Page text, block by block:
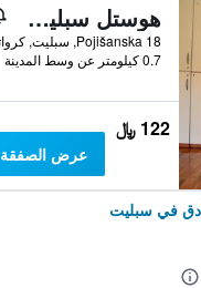
هوستل سبليت باكباكرز 2
Pojišanska 18, سبليت, كرواتيا
0.7 كيلومتر عن وسط المدينة
122 ﷼
عرض الصفقة
في سبليت